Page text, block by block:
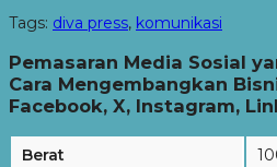
Tags: diva press, komunikasi
Pemasaran Media Sosial
Cara Mengembangkan
Facebook, X, Instagram,
Berat